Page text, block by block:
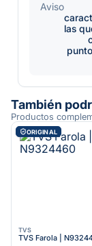
Aviso
las
También
Productos
ORIGINAL
TVS
TVS Farola |